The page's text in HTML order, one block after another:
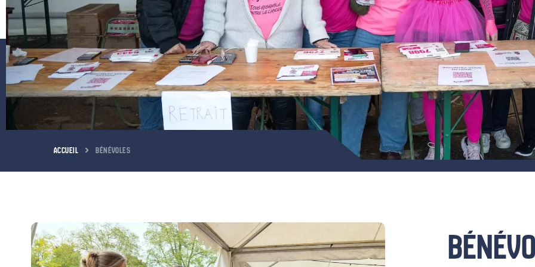
ACCUEIL BÉNÉVOLES